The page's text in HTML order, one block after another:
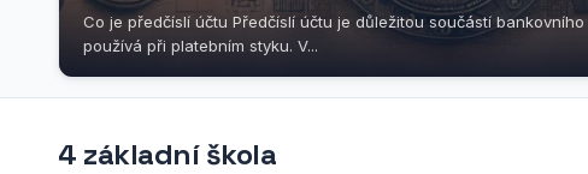
Co je předčíslí účtu Předčíslí účtu je důležitou součástí
používá při platebním styku. V...
4 základní škola